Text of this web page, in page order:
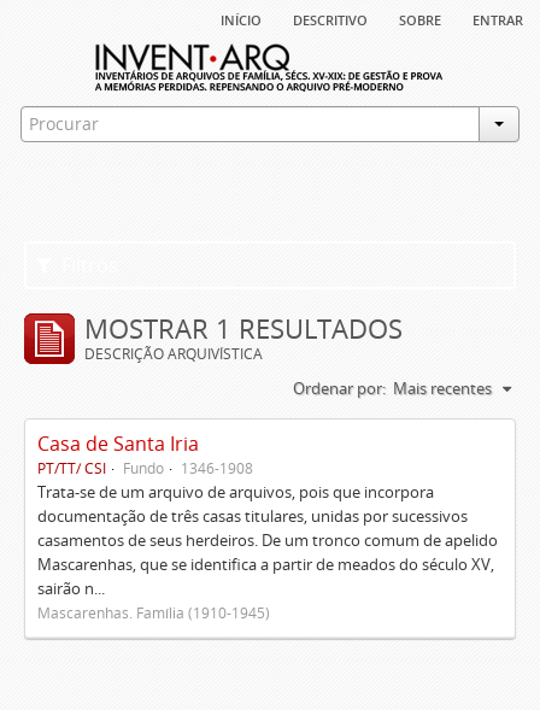
início descritivo sobre entrar
MOSTRAR 1 RESULTADOS
DESCRIÇÃO ARQUIVÍSTICA
Ordenar por: Mais recentes
Casa de Santa Iria
PT/TT/ CSI Fundo 1346-1908
Trata-se de um arquivo de arquivos, pois que incorpora
documentação de três casas titulares, unidas por sucessivos
casamentos de seus herdeiros. De um tronco comum de apelido
Mascarenhas, que se identifica a partir de meados do século XV,
sairão n...
Mascarenhas. Família (1910-1945)